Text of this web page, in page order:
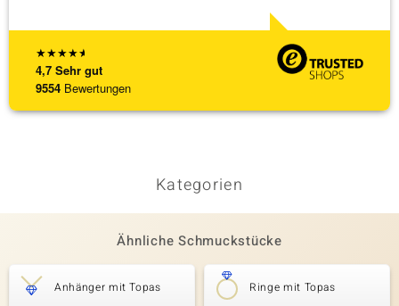
★★★★★
4,7 Sehr gut
9554 Bewertungen
Kategorien
Ähnliche Schmuckstücke
Anhänger mit Topas Ringe mit Topas